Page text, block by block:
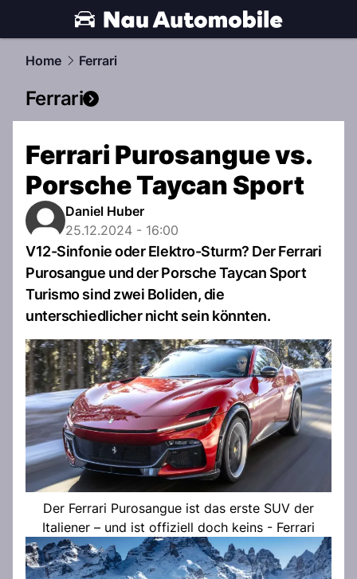
automobile.NAU.ch
Home Ferrari
Ferrari
Ferrari Purosangue vs.
Porsche Taycan Sport
Daniel Huber
25.12.2024 - 16:00
V12-Sinfonie oder Elektro-Sturm? Der Ferrari
Purosangue und der Porsche Taycan Sport
Turismo sind zwei Boliden, die
unterschiedlicher nicht sein könnten.
Der Ferrari Purosangue ist das erste SUV der
Italiener – und ist offiziell doch keins - Ferrari